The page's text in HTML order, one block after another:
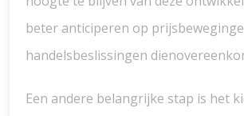
beter anticiperen op
handelsbeslissingen
Een andere belangrijke stap is het